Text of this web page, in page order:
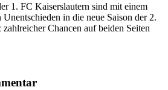
1. FC Kaiserslautern sind mit einem
Unentschieden in die neue Saison der 2.
Chancen auf beiden Seiten